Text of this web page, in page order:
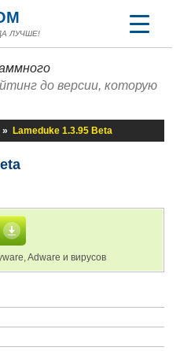
ЛУЧШЕ!
до версии, которую
» Lameduke 1.3.95 Beta
Adware и вирусов